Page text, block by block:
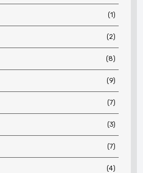
(1)
(2)
(8)
(9)
(7)
(3)
(7)
(4)